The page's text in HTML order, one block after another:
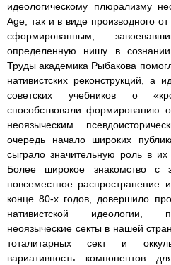
идеологическому плюрализму
Age, так и в виде производного
сформированным,
определенную нишу в сознании
Труды академика Рыбакова
нативистских реконструкций, а
советских учебников о
способствовали формированию
неоязыческим
очередь начало широких
сыграло значительную роль в
Более широкое знакомство с
повсеместное
конце 80-х годов, довершило
нативистской идеологии,
неоязыческие секты в нашей
тоталитарных сект и
вариативность компонентов